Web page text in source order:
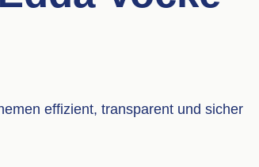
effizient, transparent und sicher